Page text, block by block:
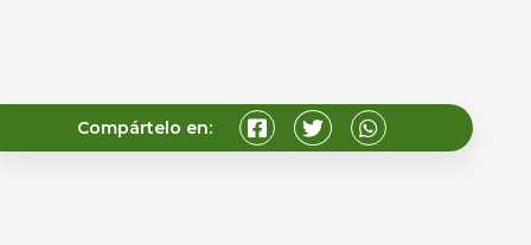
Compártelo en: